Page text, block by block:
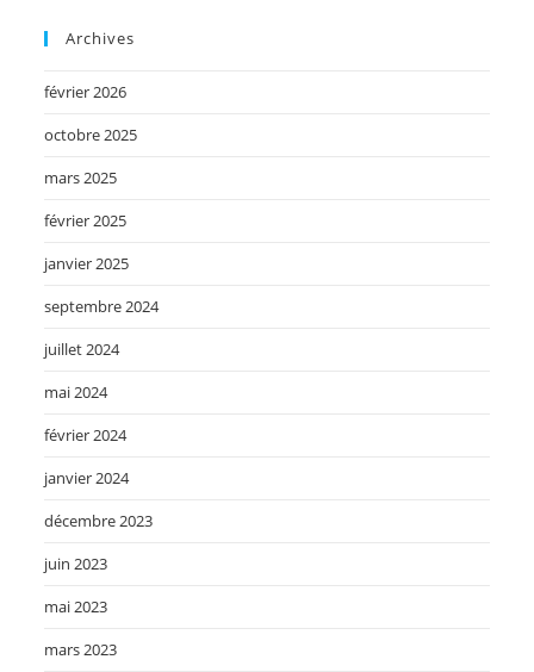
Archives
février 2026
octobre 2025
mars 2025
février 2025
janvier 2025
septembre 2024
juillet 2024
mai 2024
février 2024
janvier 2024
décembre 2023
juin 2023
mai 2023
mars 2023